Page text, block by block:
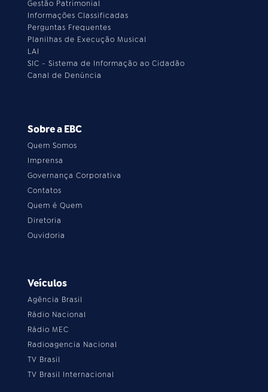
Gestão Patrimonial
Informações Classificadas
Perguntas Frequentes
Planilhas de Execução Musical
LAI
SIC - Sistema de Informação ao Cidadão
Canal de Denúncia
Sobre a EBC
Quem Somos
Imprensa
Governança Corporativa
Contatos
Quem é Quem
Diretoria
Ouvidoria
Veículos
Agência Brasil
Rádio Nacional
Rádio MEC
Radioagencia Nacional
TV Brasil
TV Brasil Internacional